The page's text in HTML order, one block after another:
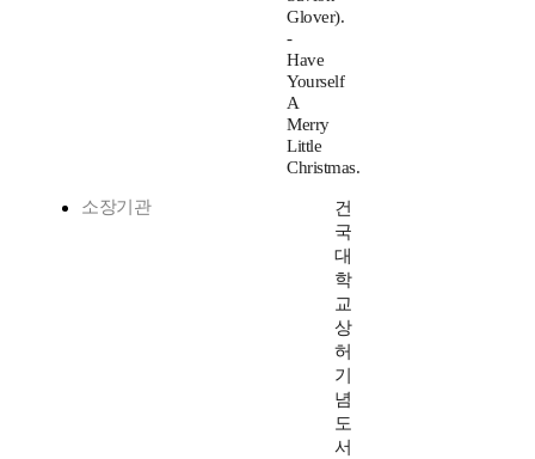
Glover).
-
Have
Yourself
A
Merry
Little
Christmas.
소장기관
건
국
대
학
교
상
허
기
념
도
서